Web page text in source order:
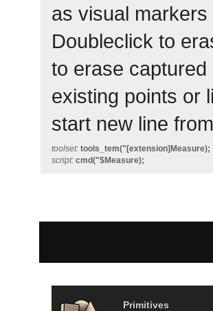
as visual
Doubleclick to
to erase
existing points or
start new line
toolset: tools_tem("[extension]Measure);
script: cmd("$Measure);
Primitives